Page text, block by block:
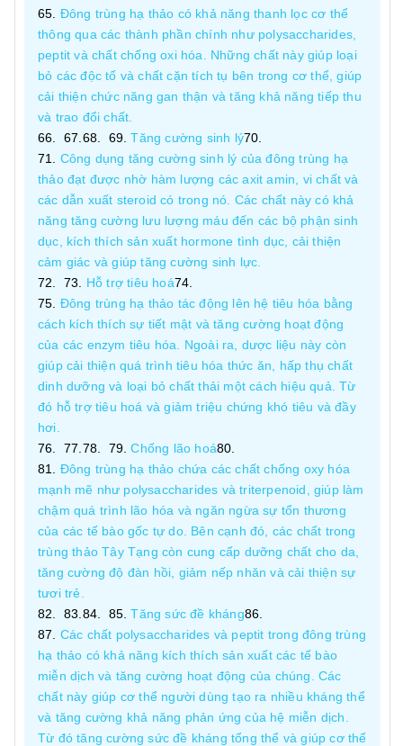
Đông trùng hạ thảo có khả năng thanh lọc cơ thể
thông qua các thành phần chính như polysaccharides,
peptit và chất chống oxi hóa. Những chất này giúp loại
bỏ các độc tố và chất cặn tích tụ bên trong cơ thể, giúp
cải thiện chức năng gan thận và tăng khả năng tiếp thu
và trao đổi chất.
Tăng cường sinh lý
Công dụng tăng cường sinh lý của đông trùng hạ
thảo đạt được nhờ hàm lượng các axit amin, vi chất và
các dẫn xuất steroid có trong nó. Các chất này có khả
năng tăng cường lưu lượng máu đến các bộ phận sinh
dục, kích thích sản xuất hormone tình dục, cải thiện
cảm giác và giúp tăng cường sinh lực.
Hỗ trợ tiêu hoá
Đông trùng hạ thảo tác động lên hệ tiêu hóa bằng
cách kích thích sự tiết mật và tăng cường hoạt động
của các enzym tiêu hóa. Ngoài ra, dược liệu này còn
giúp cải thiện quá trình tiêu hóa thức ăn, hấp thụ chất
dinh dưỡng và loại bỏ chất thải một cách hiệu quả. Từ
đó hỗ trợ tiêu hoá và giảm triệu chứng khó tiêu và đầy
hơi.
Chống lão hoá
Đông trùng hạ thảo chứa các chất chống oxy hóa
mạnh mẽ như polysaccharides và triterpenoid, giúp làm
chậm quá trình lão hóa và ngăn ngừa sự tổn thương
của các tế bào gốc tự do. Bên cạnh đó, các chất trong
trùng thảo Tây Tạng còn cung cấp dưỡng chất cho da,
tăng cường độ đàn hồi, giảm nếp nhăn và cải thiện sự
tươi trẻ.
Tăng sức đề kháng
Các chất polysaccharides và peptit trong đông trùng
hạ thảo có khả năng kích thích sản xuất các tế bào
miễn dịch và tăng cường hoạt động của chúng. Các
chất này giúp cơ thể người dùng tạo ra nhiều kháng thể
và tăng cường khả năng phản ứng của hệ miễn dịch.
Từ đó tăng cường sức đề kháng tổng thể và giúp cơ thể